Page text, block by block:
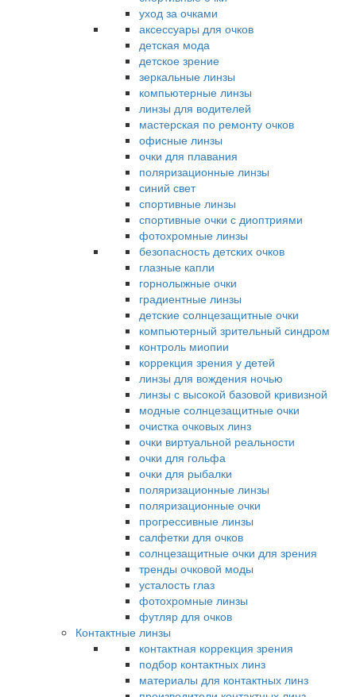
уход за очками
аксессуары для очков
детская мода
детское зрение
зеркальные линзы
компьютерные линзы
линзы для водителей
мастерская по ремонту очков
офисные линзы
очки для плавания
поляризационные линзы
синий свет
спортивные линзы
спортивные очки с диоптриями
фотохромные линзы
безопасность детских очков
глазные капли
горнолыжные очки
градиентные линзы
детские солнцезащитные очки
компьютерный зрительный синдром
контроль миопии
коррекция зрения у детей
линзы для вождения ночью
линзы с высокой базовой кривизной
модные солнцезащитные очки
очистка очковых линз
очки виртуальной реальности
очки для гольфа
очки для рыбалки
поляризационные линзы
поляризационные очки
прогрессивные линзы
салфетки для очков
солнцезащитные очки для зрения
тренды очковой моды
усталость глаз
фотохромные линзы
футляр для очков
Контактные линзы
контактная коррекция зрения
подбор контактных линз
материалы для контактных линз